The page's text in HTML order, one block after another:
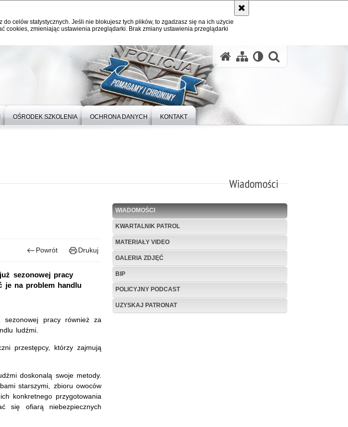
celów statystycznych. Jeśli nie blokujesz tych plików, to zgadzasz się na ich użycie
cookies, zmieniając ustawienia przeglądarki. Brak zmiany ustawienia przeglądarki
OŚRODEK SZKOLENIA OCHRONA DANYCH KONTAKT
Wiadomości
WIADOMOŚCI
KWARTALNIK PATROL
MATERIAŁY VIDEO
GALERIA ZDJĘĆ
BIP
POLICYJNY PODCAST
UZYSKAJ PATRONAT
Powrót Drukuj
sezonowej pracy
je na problem handlu
sezonowej pracy również za
ludźmi.
przestępcy, którzy zajmują
doskonalą swoje metody.
starszymi, zbioru owoców
konkretnego przygotowania
się ofiarą niebezpiecznych